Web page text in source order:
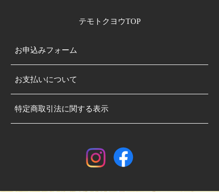
テモトクヨウTOP
お申込みフォーム
お支払いについて
特定商取引法に関する表示